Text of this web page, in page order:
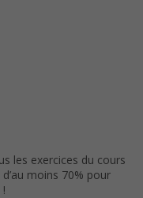
les exercices du cours
moins 70% pour